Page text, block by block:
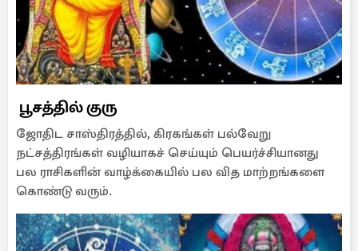
பூசத்தில் குரு
ஜோதிட சாஸ்திரத்தில், கிரகங்கள் பல்வேறு
நட்சத்திரங்கள் வழியாகச் செய்யும் பெயர்ச்சியானது
பல ராசிகளின் வாழ்க்கையில் பல வித மாற்றங்களை
கொண்டு வரும்.